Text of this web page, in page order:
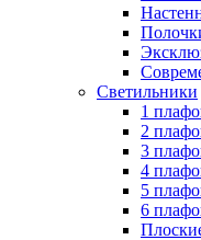
Светильники
1
2
3
4
5
6